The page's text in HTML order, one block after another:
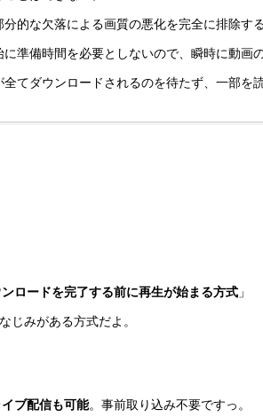
分的な欠落による画質の悪化を完全に排除す
に準備時間を必要としないので、瞬時に動画
全てダウンロードされるのを待たず、一部を
ンロードを完了する前に再生が始まる方式 」
じみがある方式だよ。
イブ配信も可能。事前取り込み不要ですっ。